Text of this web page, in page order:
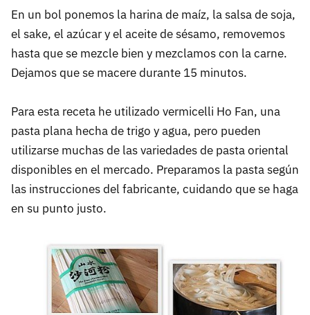
En un bol ponemos la harina de maíz, la salsa de soja,
el sake, el azúcar y el aceite de sésamo, removemos
hasta que se mezcle bien y mezclamos con la carne.
Dejamos que se macere durante 15 minutos.
Para esta receta he utilizado vermicelli Ho Fan, una
pasta plana hecha de trigo y agua, pero pueden
utilizarse muchas de las variedades de pasta oriental
disponibles en el mercado. Preparamos la pasta según
las instrucciones del fabricante, cuidando que se haga
en su punto justo.